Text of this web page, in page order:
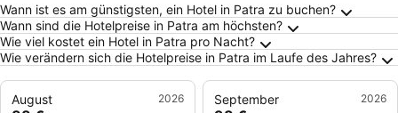
Häufig gestellte Fragen zu Patra
Wann ist es am günstigsten, ein Hotel in Patra zu buchen?
Wann sind die Hotelpreise in Patra am höchsten?
Wie viel kostet ein Hotel in Patra pro Nacht?
Wie verändern sich die Hotelpreise in Patra im Laufe des Jahres?
August 2026 September 2026